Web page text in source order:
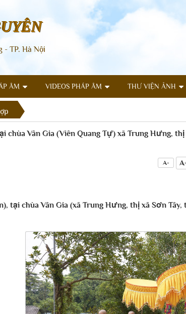
- TP. Hà Nội
ÂM VIDEOS PHÁP ÂM THƯ VIỆN ẢNH
Vân Gia (Viên Quang Tự) xã Trung Hưng,
A-
tại chùa Vân Gia (xã Trung Hưng, thị xã Sơn